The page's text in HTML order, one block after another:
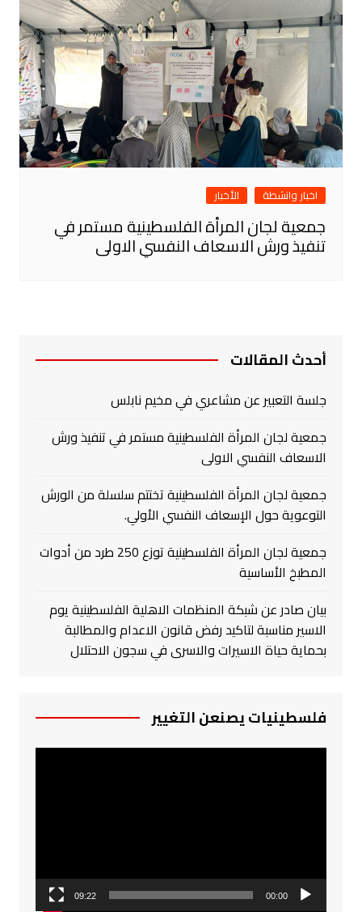
اخبار وانشطة الأخبار
جمعية لجان المرأة الفلسطينية مستمر في
تنفيذ ورش الاسعاف النفسي الاولى
أحدث المقالات
جلسة التعبير عن مشاعري في مخيم نابلس
جمعية لجان المرأة الفلسطينية مستمر في تنفيذ ورش
الاسعاف النفسي الاولى
جمعية لجان المرأة الفلسطينية تختتم سلسلة من الورش
التوعوية حول الإسعاف النفسي الأولي.
جمعية لجان المرأة الفلسطينية توزع 250 طرد من أدوات
المطبخ الأساسية
بيان صادر عن شبكة المنظمات الاهلية الفلسطينية يوم
الاسير مناسبة لتاكيد رفض قانون الاعدام والمطالبة
بحماية حياة الاسيرات والاسرى في سجون الاحتلال
فلسطينيات يصنعن التغيير
00:00
09:22